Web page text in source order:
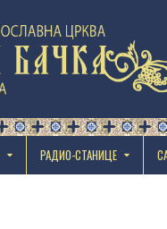
РАДИО-СТАНИЦЕ